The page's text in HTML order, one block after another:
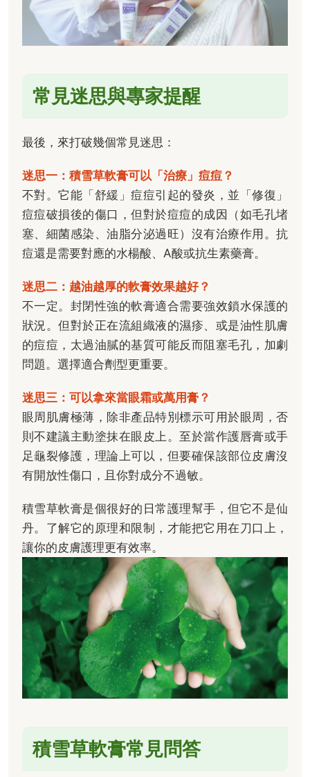
常見迷思與專家提醒
最後，來打破幾個常見迷思：
迷思一：積雪草軟膏可以「治療」痘痘？
不對。它能「舒緩」痘痘引起的發炎，並「修復」
痘痘破損後的傷口，但對於痘痘的成因（如毛孔堵
塞、細菌感染、油脂分泌過旺）沒有治療作用。抗
痘還是需要對應的水楊酸、A酸或抗生素藥膏。
迷思二：越油越厚的軟膏效果越好？
不一定。封閉性強的軟膏適合需要強效鎖水保護的
狀況。但對於正在流組織液的濕疹、或是油性肌膚
的痘痘，太過油膩的基質可能反而阻塞毛孔，加劇
問題。選擇適合劑型更重要。
迷思三：可以拿來當眼霜或萬用膏？
眼周肌膚極薄，除非產品特別標示可用於眼周，否
則不建議主動塗抹在眼皮上。至於當作護唇膏或手
足龜裂修護，理論上可以，但要確保該部位皮膚沒
有開放性傷口，且你對成分不過敏。
積雪草軟膏是個很好的日常護理幫手，但它不是仙
丹。了解它的原理和限制，才能把它用在刀口上，
讓你的皮膚護理更有效率。
積雪草軟膏常見問答